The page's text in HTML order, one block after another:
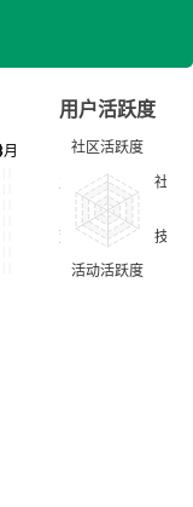
用户活跃度